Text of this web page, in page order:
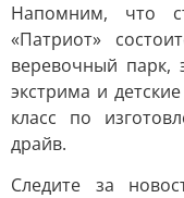
Напомним, что
«Патриот»
веревочный парк,
экстрима и
класс по
драйв.
Следите за